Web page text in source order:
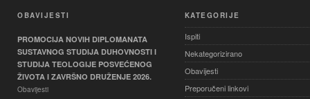
OBAVIJESTI
PROMOCIJA NOVIH DIPLOMANATA
SUSTAVNOG STUDIJA DUHOVNOSTI I
STUDIJA TEOLOGIJE POSVEĆENOG
ŽIVOTA I ZAVRŠNO DRUŽENJE 2026.
Obavijesti
KATEGORIJE
Ispiti
Nekategorizirano
Obavijesti
Preporučeni linkovi